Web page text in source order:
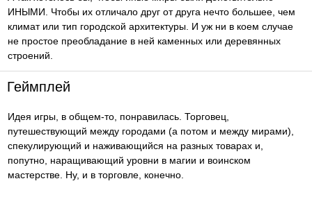
ИНЫМИ. Чтобы их отличало друг от друга нечто большее, чем
климат или тип городской архитектуры. И уж ни в коем случае
не простое преобладание в ней каменных или деревянных
строений.
Геймплей
Идея игры, в общем-то, понравилась. Торговец,
путешествующий между городами (а потом и между мирами),
спекулирующий и наживающийся на разных товарах и,
попутно, наращивающий уровни в магии и воинском
мастерстве. Ну, и в торговле, конечно.